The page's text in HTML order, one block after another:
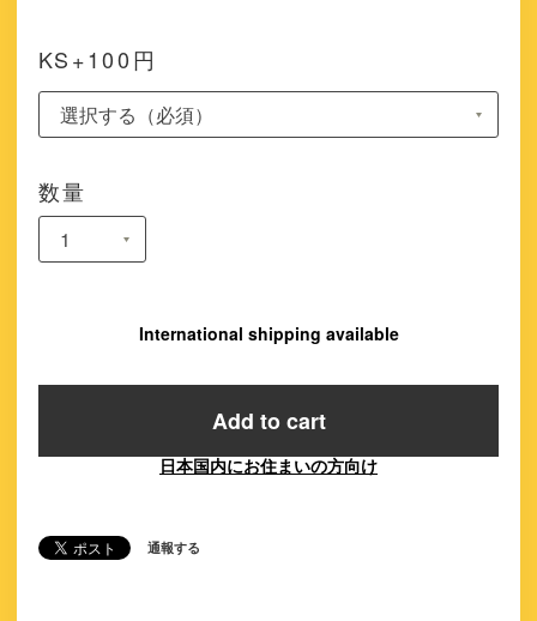
KS+100円
数量
International shipping available
Add to cart
日本国内にお住まいの方向け
通報する